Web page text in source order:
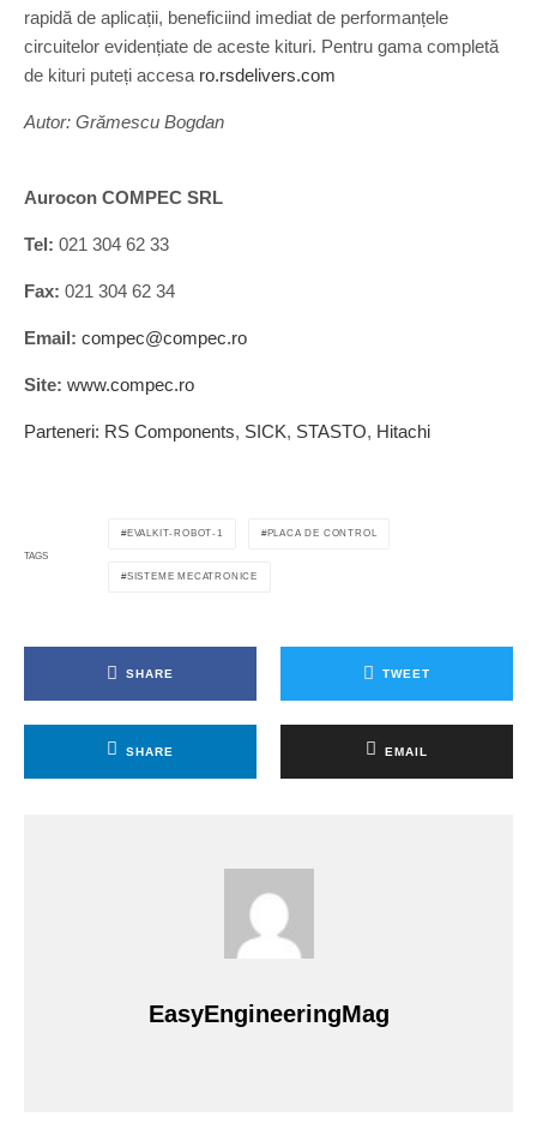
rapidă de aplicații, beneficiind imediat de performanțele
circuitelor evidențiate de aceste kituri. Pentru gama completă
de kituri puteți accesa ro.rsdelivers.com
Autor: Grămescu Bogdan
Aurocon COMPEC SRL
Tel: 021 304 62 33
Fax: 021 304 62 34
Email: compec@compec.ro
Site: www.compec.ro
Parteneri: RS Components, SICK, STASTO, Hitachi
TAGS
EVALKIT-ROBOT-1 PLACA DE CONTROL
SISTEME MECATRONICE
SHARE TWEET
SHARE EMAIL
EasyEngineeringMag